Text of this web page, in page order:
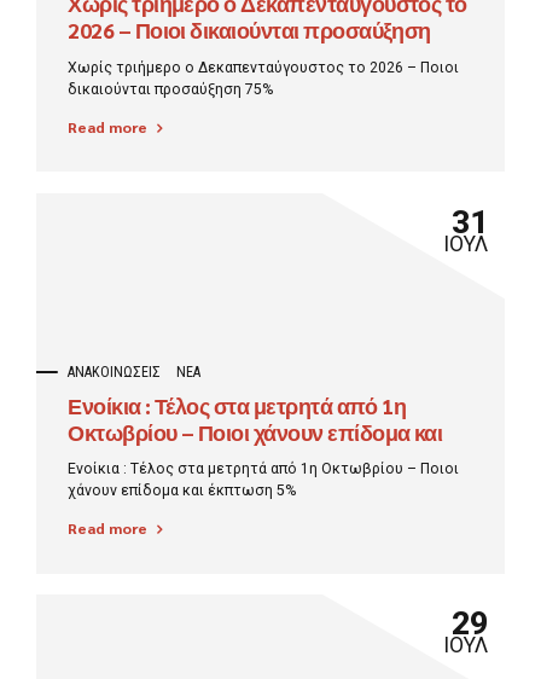
2026 – Ποιοι δικαιούνται προσαύξηση
75%
Χωρίς τριήμερο ο Δεκαπενταύγουστος το 2026 – Ποιοι
δικαιούνται προσαύξηση 75%
Read more
ΑΝΑΚΟΙΝΏΣΕΙΣ ΝΈΑ
31
ΙΟΎΛ
Ενοίκια : Τέλος στα μετρητά από 1η
Οκτωβρίου – Ποιοι χάνουν επίδομα και
έκπτωση 5%
Ενοίκια : Τέλος στα μετρητά από 1η Οκτωβρίου – Ποιοι
χάνουν επίδομα και έκπτωση 5%
Read more
29
ΙΟΎΛ